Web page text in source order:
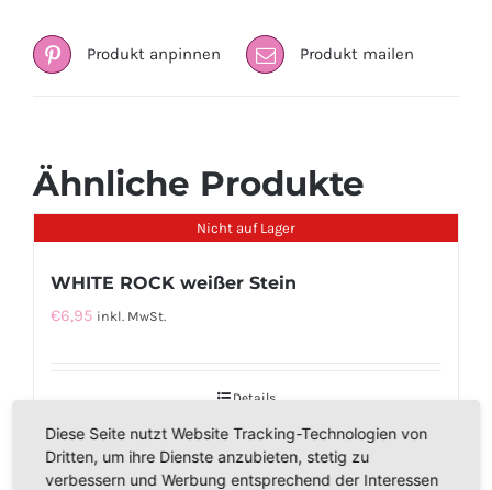
Produkt anpinnen Produkt mailen
Ähnliche Produkte
Nicht auf Lager
WHITE ROCK weißer Stein
€6,95 inkl. MwSt.
Details
Diese Seite nutzt Website Tracking-Technologien von
Dritten, um ihre Dienste anzubieten, stetig zu
verbessern und Werbung entsprechend der Interessen